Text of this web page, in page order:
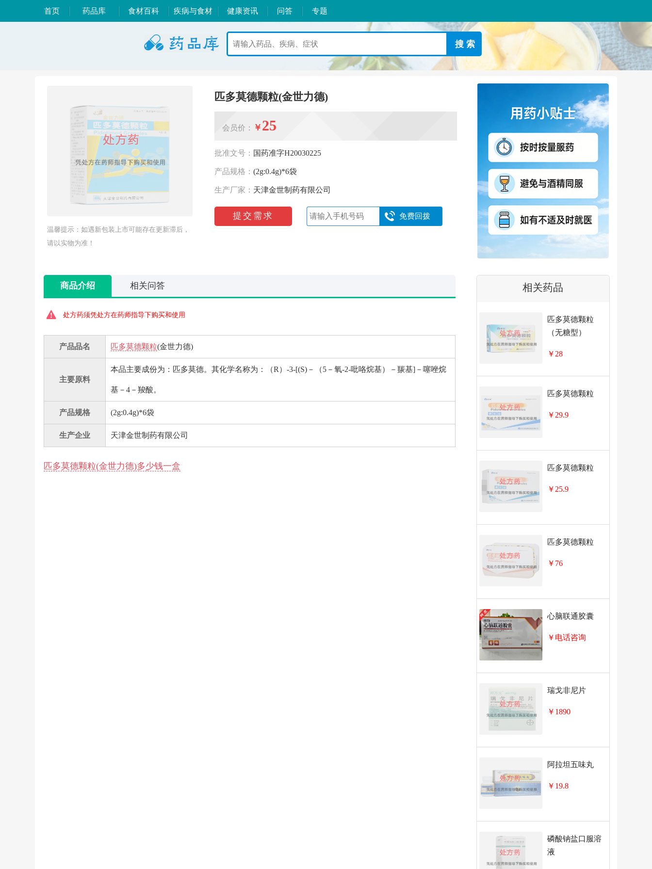
首页 药品库 食材百科 疾病与食材 健康资讯 问答 专题
温馨提示：如遇新包装上市可能存在更新滞后，
请以实物为准！
匹多莫德颗粒(金世力德)
会员价： ￥ 25
批准文号： 国药准字H20030225
产品规格： (2g:0.4g)*6袋
生产厂家： 天津金世制药有限公司
提交需求 免费回拨
商品介绍 相关问答
处方药须凭处方在药师指导下购买和使用
产品品名 匹多莫德颗粒(金世力德)
主要原料
本品主要成份为：匹多莫德。其化学名称为：（R）-3-[(S)－（5－氧-2-吡咯烷基）－羰基]－噻唑烷
基－4－羧酸。
产品规格 (2g:0.4g)*6袋
生产企业 天津金世制药有限公司
匹多莫德颗粒(金世力德)多少钱一盒
相关药品
匹多莫德颗粒
（无糖型）
￥28
匹多莫德颗粒
￥29.9
匹多莫德颗粒
￥25.9
匹多莫德颗粒
￥76
心脑联通胶囊
￥电话咨询
瑞戈非尼片
￥1890
阿拉坦五味丸
￥19.8
磷酸钠盐口服溶
液